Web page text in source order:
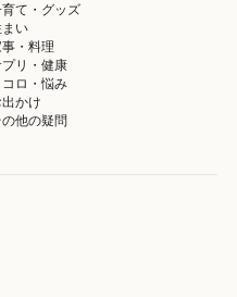
て・グッズ
い
・料理
リ・健康
コロ・悩み
出かけ
の他の疑問